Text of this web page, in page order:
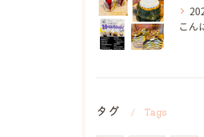
タグ Tags